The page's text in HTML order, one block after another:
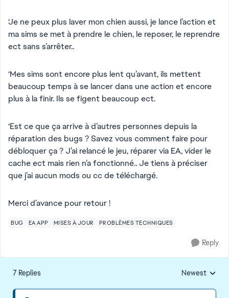
‘Je ne peux plus laver mon chien aussi, je lance l’action et
ma sims se met à prendre le chien, le reposer, le reprendre
ect sans s’arrêter..
‘Mes sims sont encore plus lent qu’avant, ils mettent
beaucoup temps à se lancer dans une action et encore
plus à la finir. Ils se figent beaucoup ect.
‘Est ce que ça arrive à d’autres personnes depuis la
réparation des bugs ? Savez vous comment faire pour
débloquer ça ? J’ai relancé le jeu, réparer via EA, vider le
cache ect mais rien n’a fonctionné.. Je tiens à préciser
que j’ai aucun mods ou cc de téléchargé.
Merci d’avance pour retour !
BUG EA APP MISES À JOUR PROBLÈMES TECHNIQUES
Reply
7 Replies Replies sorted
Newest